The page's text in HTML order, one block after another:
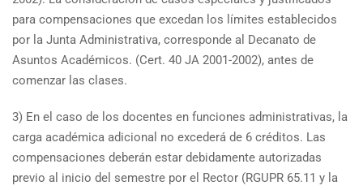
para compensaciones que excedan los límites establecidos
por la Junta Administrativa, corresponde al Decanato de
Asuntos Académicos. (Cert. 40 JA 2001-2002), antes de
comenzar las clases.
3) En el caso de los docentes en funciones administrativas, la
carga académica adicional no excederá de 6 créditos. Las
compensaciones deberán estar debidamente autorizadas
previo al inicio del semestre por el Rector (RGUPR 65.11 y la